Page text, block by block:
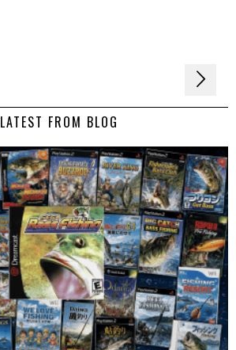
LATEST FROM BLOG